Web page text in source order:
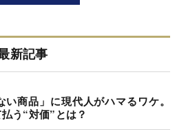
新記事
商品」に現代人がハマるワケ。
う“対価”とは？